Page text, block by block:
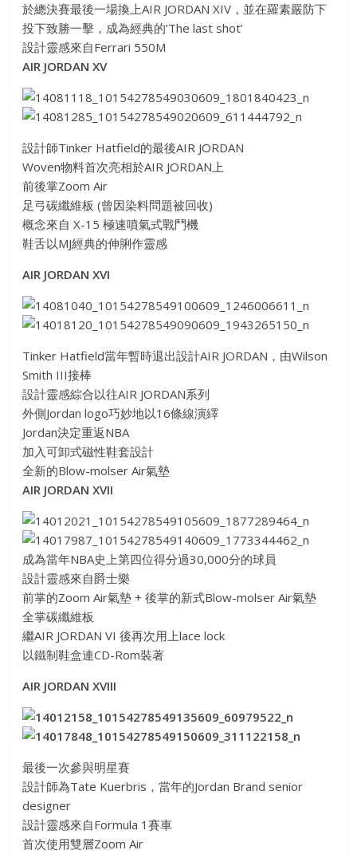
於總決賽最後一場換上AIR JORDAN XIV，並在羅素嚴防下
投下致勝一擊，成為經典的’The last shot’
設計靈感來自Ferrari 550M
AIR JORDAN XV
設計師Tinker Hatfield的最後AIR JORDAN
Woven物料首次亮相於AIR JORDAN上
前後掌Zoom Air
足弓碳纖維板 (曾因染料問題被回收)
概念來自 X-15 極速噴氣式戰鬥機
鞋舌以MJ經典的伸脷作靈感
AIR JORDAN XVI
Tinker Hatfield當年暫時退出設計AIR JORDAN，由Wilson
Smith III接棒
設計靈感綜合以往AIR JORDAN系列
外側Jordan logo巧妙地以16條線演繹
Jordan決定重返NBA
加入可卸式磁性鞋套設計
全新的Blow-molser Air氣墊
AIR JORDAN XVII
成為當年NBA史上第四位得分過30,000分的球員
設計靈感來自爵士樂
前掌的Zoom Air氣墊 + 後掌的新式Blow-molser Air氣墊
全掌碳纖維板
繼AIR JORDAN VI 後再次用上lace lock
以鐵制鞋盒連CD-Rom裝著
AIR JORDAN XVIII
最後一次參與明星賽
設計師為Tate Kuerbris，當年的Jordan Brand senior
designer
設計靈感來自Formula 1賽車
首次使用雙層Zoom Air